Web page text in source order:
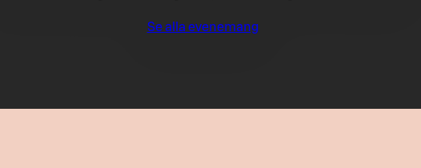
Se alla evenemang